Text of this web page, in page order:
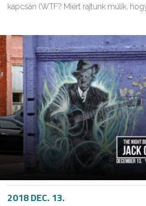
kapcsán (WTF? Miért rajtunk múlik,
2018 DEC. 13.